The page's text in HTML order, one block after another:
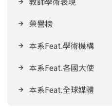
榮譽榜
本系Feat.學術機構
本系Feat.各國大使
本系Feat.全球媒體